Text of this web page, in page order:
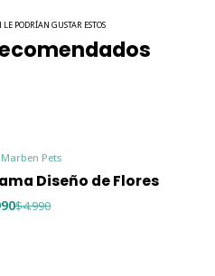
PODRÍAN GUSTAR ESTOS
Marben Pets
Diseño de Flores
$4.990